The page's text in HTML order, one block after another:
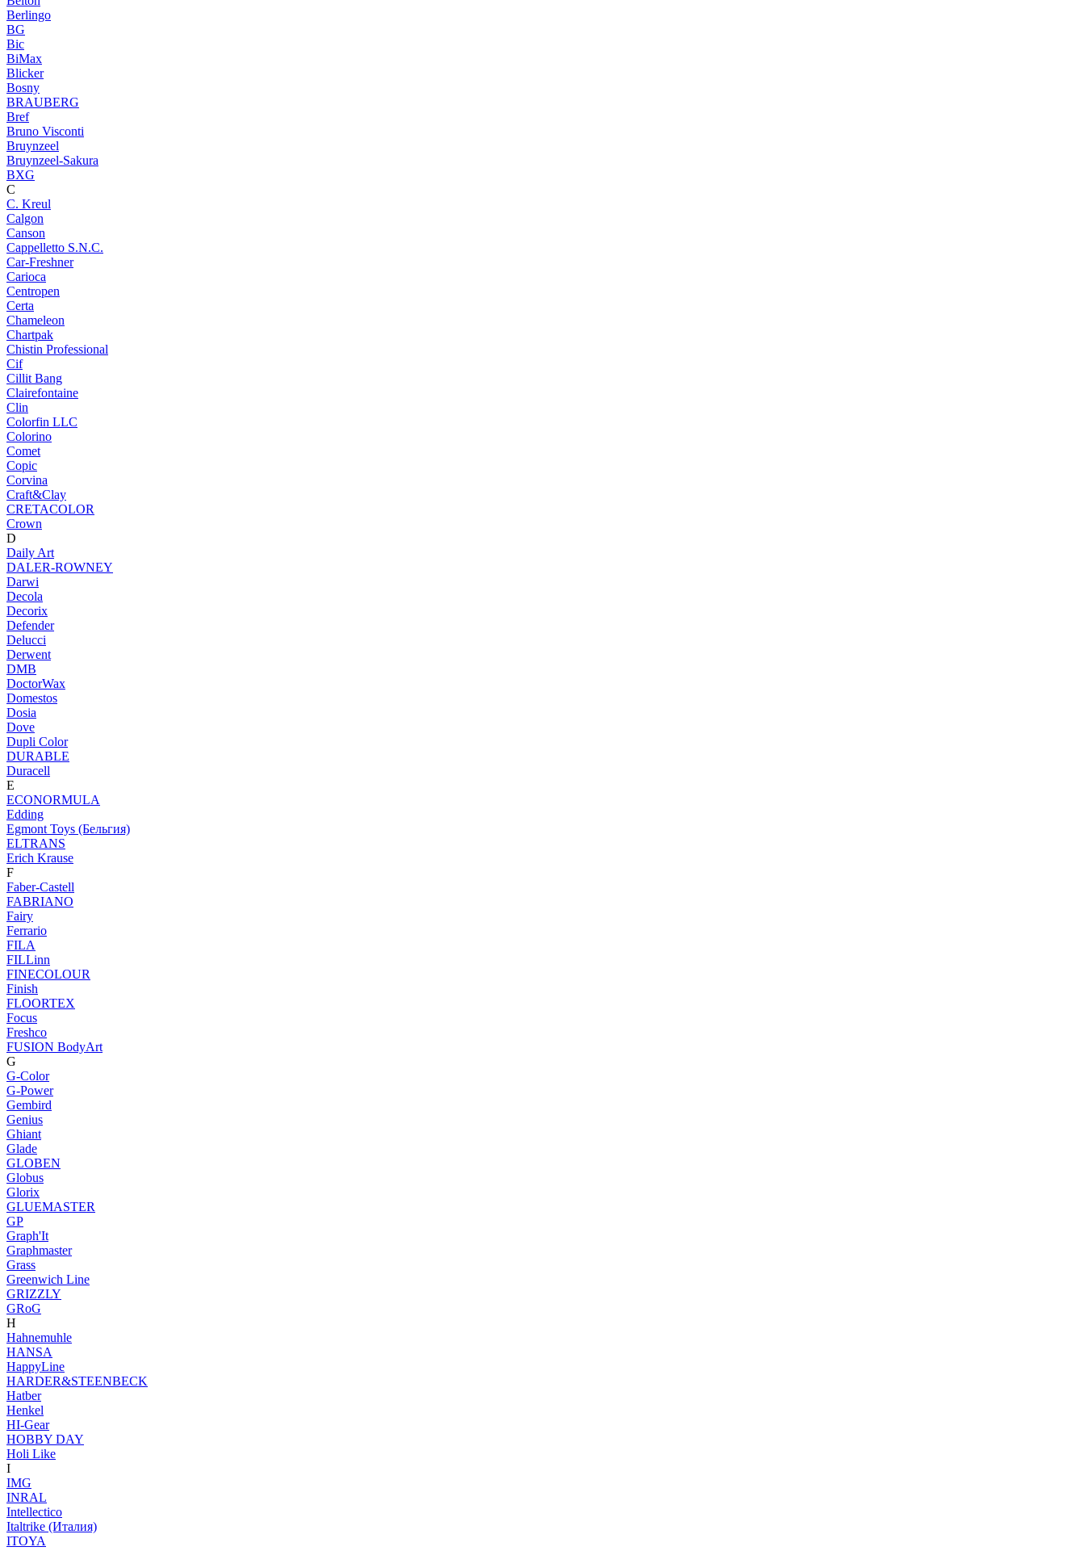
Berlingo
BG
Bic
BiMax
Blicker
Bosny
BRAUBERG
Bref
Bruno Visconti
Bruynzeel
Bruynzeel-Sakura
BXG
C
C. Kreul
Calgon
Canson
Cappelletto S.N.C.
Car-Freshner
Carioca
Centropen
Certa
Chameleon
Chartpak
Chistin Professional
Cif
Cillit Bang
Clairefontaine
Clin
Colorfin LLC
Colorino
Comet
Copic
Corvina
Craft&Clay
CRETACOLOR
Crown
D
Daily Art
DALER-ROWNEY
Darwi
Decola
Decorix
Defender
Delucci
Derwent
DMB
DoctorWax
Domestos
Dosia
Dove
Dupli Color
DURABLE
Duracell
E
ECONORMULA
Edding
Egmont Toys (Бельгия)
ELTRANS
Erich Krause
F
Faber-Castell
FABRIANO
Fairy
Ferrario
FILA
FILLinn
FINECOLOUR
Finish
FLOORTEX
Focus
Freshco
FUSION BodyArt
G
G-Color
G-Power
Gembird
Genius
Ghiant
Glade
GLOBEN
Globus
Glorix
GLUEMASTER
GP
Graph'It
Graphmaster
Grass
Greenwich Line
GRIZZLY
GRoG
H
Hahnemuhle
HANSA
HappyLine
HARDER&STEENBECK
Hatber
Henkel
HI-Gear
HOBBY DAY
Holi Like
I
IMG
INRAL
Intellectico
Italtrike (Италия)
ITOYA